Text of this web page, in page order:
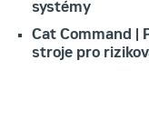
systémy
Cat Command |
stroje pro